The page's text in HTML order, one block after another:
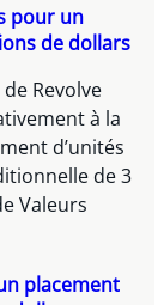
pour un
de dollars
Revolve
à la
d’unités
de 3
Valeurs
placement